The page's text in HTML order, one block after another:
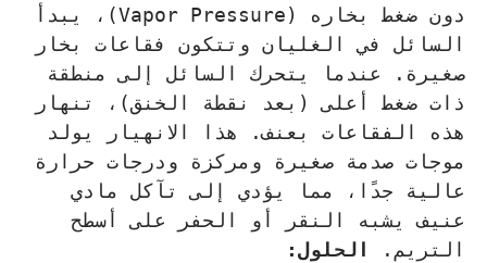
دون ضغط بخاره (Vapor Pressure)، يبدأ
السائل في الغليان وتتكون فقاعات بخار
صغيرة. عندما يتحرك السائل إلى منطقة
ذات ضغط أعلى (بعد نقطة الخنق)، تنهار
هذه الفقاعات بعنف. هذا الانهيار يولد
موجات صدمة صغيرة ومركزة ودرجات حرارة
عالية جدًا، مما يؤدي إلى تآكل مادي
عنيف يشبه النقر أو الحفر على أسطح
التريم.
الحلول: